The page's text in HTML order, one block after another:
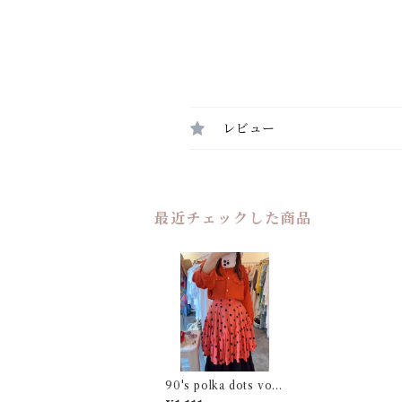
レビュー
最近チェックした商品
90's polka dots volu
me mini skirt